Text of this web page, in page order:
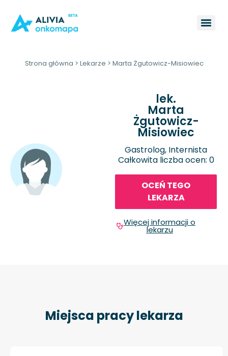
Strona główna > Lekarze > Marta Żgutowicz-Misiowiec
lek.
Marta
Żgutowicz-
Misiowiec
Gastrolog, Internista
Całkowita liczba ocen: 0
OCEŃ TEGO
LEKARZA
Więcej informacji o
lekarzu
Miejsca pracy lekarza